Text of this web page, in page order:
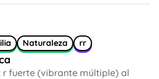
Naturaleza rr
fuerte (vibrante múltiple) al